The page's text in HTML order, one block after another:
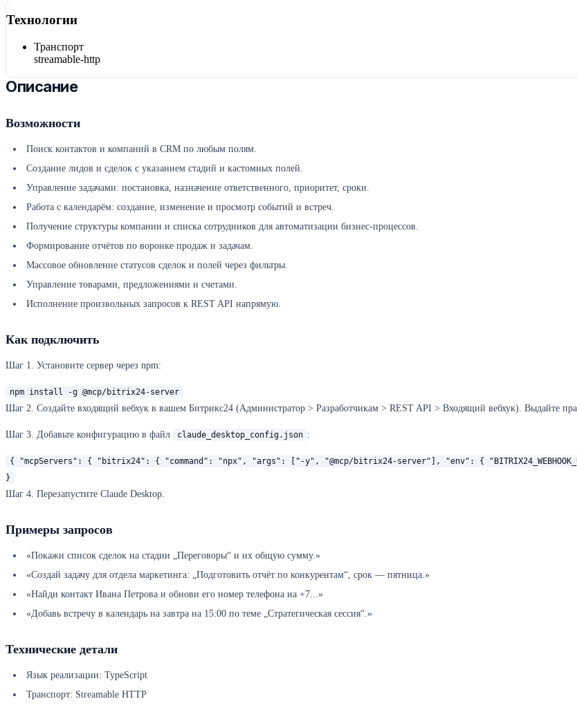
Технологии
Транспорт
streamable-http
Описание
Возможности
Поиск контактов и компаний в CRM по любым полям.
Создание лидов и сделок с указанием стадий и кастомных полей.
Управление задачами: постановка, назначение ответственного, приоритет, сроки.
Работа с календарём: создание, изменение и просмотр событий и встреч.
Получение структуры компании и списка сотрудников для автоматизации бизнес-процессов.
Формирование отчётов по воронке продаж и задачам.
Массовое обновление статусов сделок и полей через фильтры.
Управление товарами, предложениями и счетами.
Исполнение произвольных запросов к REST API напрямую.
Как подключить
Шаг 1. Установите сервер через npm:
npm install -g @mcp/bitrix24-server
Шаг 2. Создайте входящий вебхук в вашем Битрикс24 (Администратор > Разработчикам > REST API > Входящий вебхук). Выдайте
Шаг 3. Добавьте конфигурацию в файл claude_desktop_config.json :
{ "mcpServers": { "bitrix24": { "command": "npx", "args": ["-y", "@mcp/bitrix24-server"], "env": {
}
Шаг 4. Перезапустите Claude Desktop.
Примеры запросов
«Покажи список сделок на стадии „Переговоры“ и их общую сумму.»
«Создай задачу для отдела маркетинга: „Подготовить отчёт по конкурентам“, срок — пятница.»
«Найди контакт Ивана Петрова и обнови его номер телефона на +7...»
«Добавь встречу в календарь на завтра на 15:00 по теме „Стратегическая сессия“.»
Технические детали
Язык реализации: TypeScript
Транспорт: Streamable HTTP